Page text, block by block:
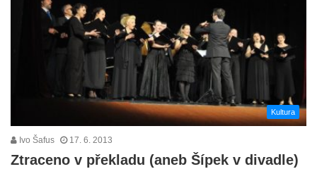
Kultura
Ivo Šafus 17. 6. 2013
Ztraceno v překladu (aneb Šípek v divadle)